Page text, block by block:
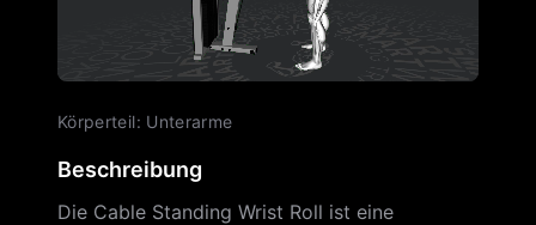
Körperteil: Unterarme
Beschreibung
Die Cable Standing Wrist Roll ist eine